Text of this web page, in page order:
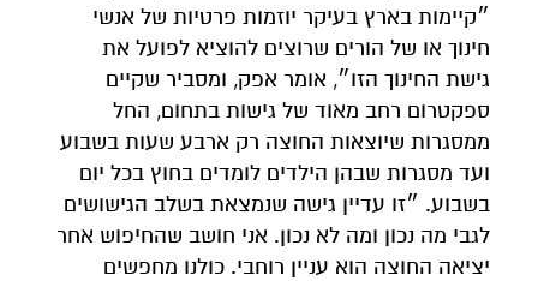
״קיימות בארץ בעיקר יוזמות פרטיות של אנשי
חינוך או של הורים שרוצים להוציא לפועל את
גישת החינוך הזו״, אומר אפק, ומסביר שקיים
ספקטרום רחב מאוד של גישות בתחום, החל
ממסגרות שיוצאות החוצה רק ארבע שעות בשבוע
ועד מסגרות שבהן הילדים לומדים בחוץ בכל יום
בשבוע. ״זו עדיין גישה שנמצאת בשלב הגישושים
לגבי מה נכון ומה לא נכון. אני חושב שהחיפוש אחר
יציאה החוצה הוא עניין רוחבי. כולנו מחפשים